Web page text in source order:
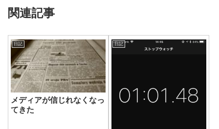
関連記事
日記
メディアが信じれなくなっ
てきた
日記